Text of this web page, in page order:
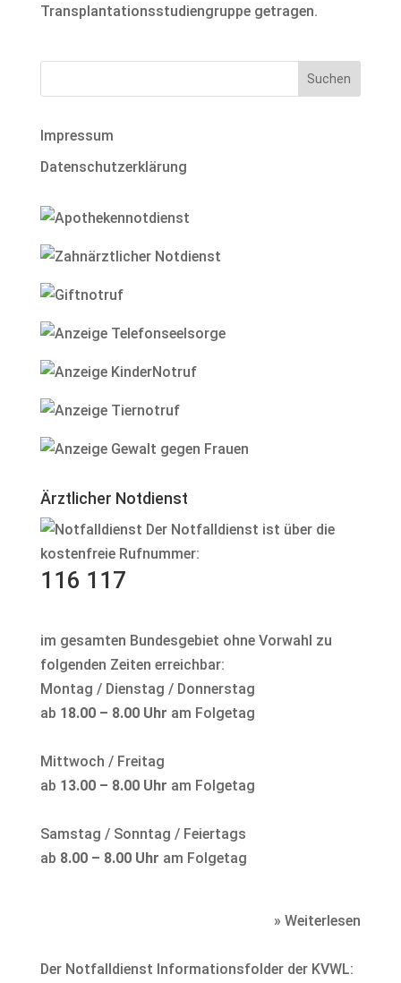
Transplantationsstudiengruppe getragen.
Impressum
Datenschutzerklärung
Ärztlicher Notdienst
Der Notfalldienst ist über die
kostenfreie Rufnummer:
116 117
im gesamten Bundesgebiet ohne Vorwahl zu
folgenden Zeiten erreichbar:
Montag / Dienstag / Donnerstag
ab 18.00 – 8.00 Uhr am Folgetag
Mittwoch / Freitag
ab 13.00 – 8.00 Uhr am Folgetag
Samstag / Sonntag / Feiertags
ab 8.00 – 8.00 Uhr am Folgetag
» Weiterlesen
Der Notfalldienst Informationsfolder der KVWL: